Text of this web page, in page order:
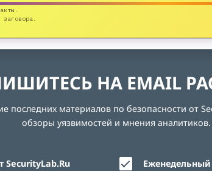
НА EMAIL
последних материалов по безопасности от
обзоры уязвимостей и мнения аналитиков.
SecurityLab.Ru Еженедельный